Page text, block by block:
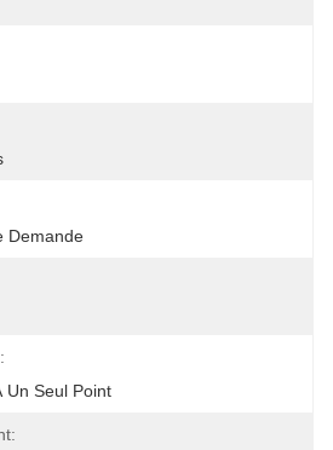
Demande
Un Seul Point